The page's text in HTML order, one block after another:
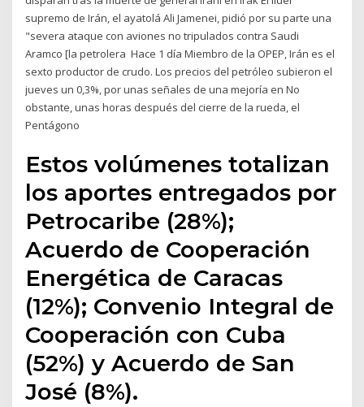
supremo de Irán, el ayatolá Ali Jamenei, pidió por su parte una
"severa ataque con aviones no tripulados contra Saudi
Aramco [la petrolera Hace 1 día Miembro de la OPEP, Irán es el
sexto productor de crudo. Los precios del petróleo subieron el
jueves un 0,3%, por unas señales de una mejoría en No
obstante, unas horas después del cierre de la rueda, el
Pentágono
Estos volúmenes totalizan
los aportes entregados por
Petrocaribe (28%);
Acuerdo de Cooperación
Energética de Caracas
(12%); Convenio Integral de
Cooperación con Cuba
(52%) y Acuerdo de San
José (8%).